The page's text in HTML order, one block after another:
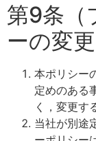
第9条（
ーの変更
本ポリシー
定めのある
く，変更す
当社が別途